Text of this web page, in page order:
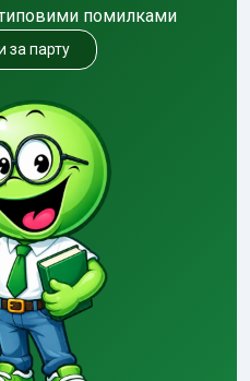
помилками
за парту